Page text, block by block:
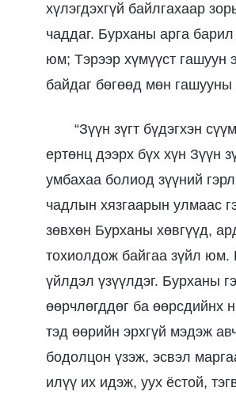
хүлэгдэхгүй байлгахаар
чаддаг. Бурханы арга
юм; Тэрээр хүмүүст гашуун
байдаг бөгөөд мөн гашууны
“Зүүн зүгт бүдэгхэн
ертөнц дээрх бүх хүн Зүүн
умбахаа болиод зүүний
чадлын хязгаарын улмаас
зөвхөн Бурханы хөвгүүд,
тохиолдож байгаа зүйл юм.
үйлдэл үзүүлдэг. Бурханы
өөрчлөгддөг ба өөрсдийнх
тэд өөрийн эрхгүй мэдэж
бодолцон үзэж, эсвэл
илүү их идэж, уух ёстой,